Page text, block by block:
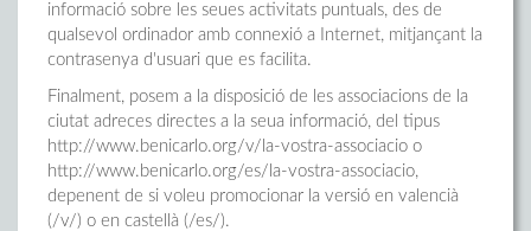
informació sobre les seues activitats puntuals, des de
qualsevol ordinador amb connexió a Internet, mitjançant la
contrasenya d'usuari que es facilita.
Finalment, posem a la disposició de les associacions de la
ciutat adreces directes a la seua informació, del tipus
http://www.benicarlo.org/v/la-vostra-associacio o
http://www.benicarlo.org/es/la-vostra-associacio,
depenent de si voleu promocionar la versió en valencià
(/v/) o en castellà (/es/).